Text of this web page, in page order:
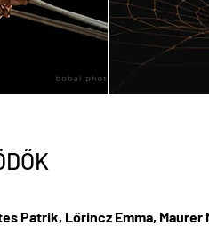
Patrik, Lőrincz Emma, Maurer